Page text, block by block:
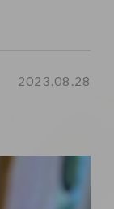
2023.08.28